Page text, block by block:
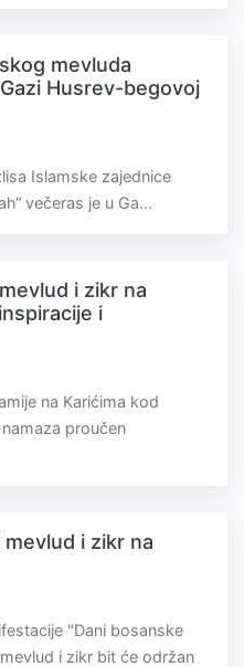
mevluda
Husrev-begovoj
Islamske zajednice
večeras je u Ga...
i zikr na
i
na Karićima kod
proučen
i zikr na
"Dani bosanske
i zikr bit će održan